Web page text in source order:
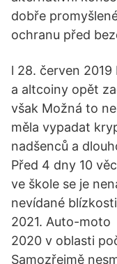
dobře
ochranu před
l 28. červen
a altcoiny opět
však Možná to
měla vypadat
nadšenců a
Před 4 dny 10
ve škole se je
nevídané
2021. Auto-moto
2020 v oblasti
Samozřejmě